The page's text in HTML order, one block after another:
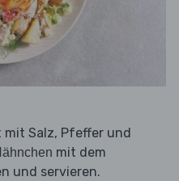
Salz, Pfeffer und
mit dem
und servieren.